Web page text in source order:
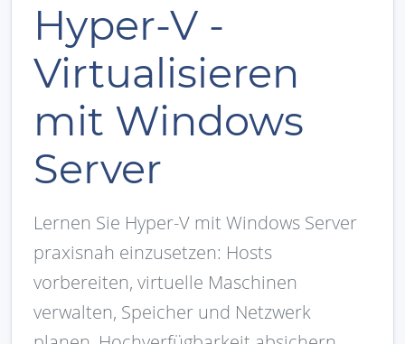
Hyper-V -
Virtualisieren
mit Windows
Server
Lernen Sie Hyper-V mit Windows Server
praxisnah einzusetzen: Hosts
vorbereiten, virtuelle Maschinen
verwalten, Speicher und Netzwerk